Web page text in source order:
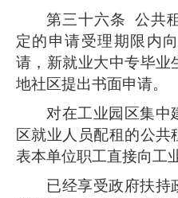
第三十六条 公共
定的申请受理期限内
请，新就业大中专毕业
地社区提出书面申请。
对在工业园区集中
区就业人员配租的公
表本单位职工直接向工
已经享受政府扶持